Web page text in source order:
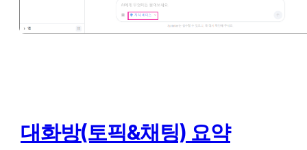
대화방(토픽&채팅) 요약